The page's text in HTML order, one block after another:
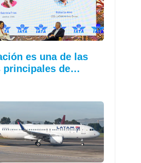
es una de las
principales de…